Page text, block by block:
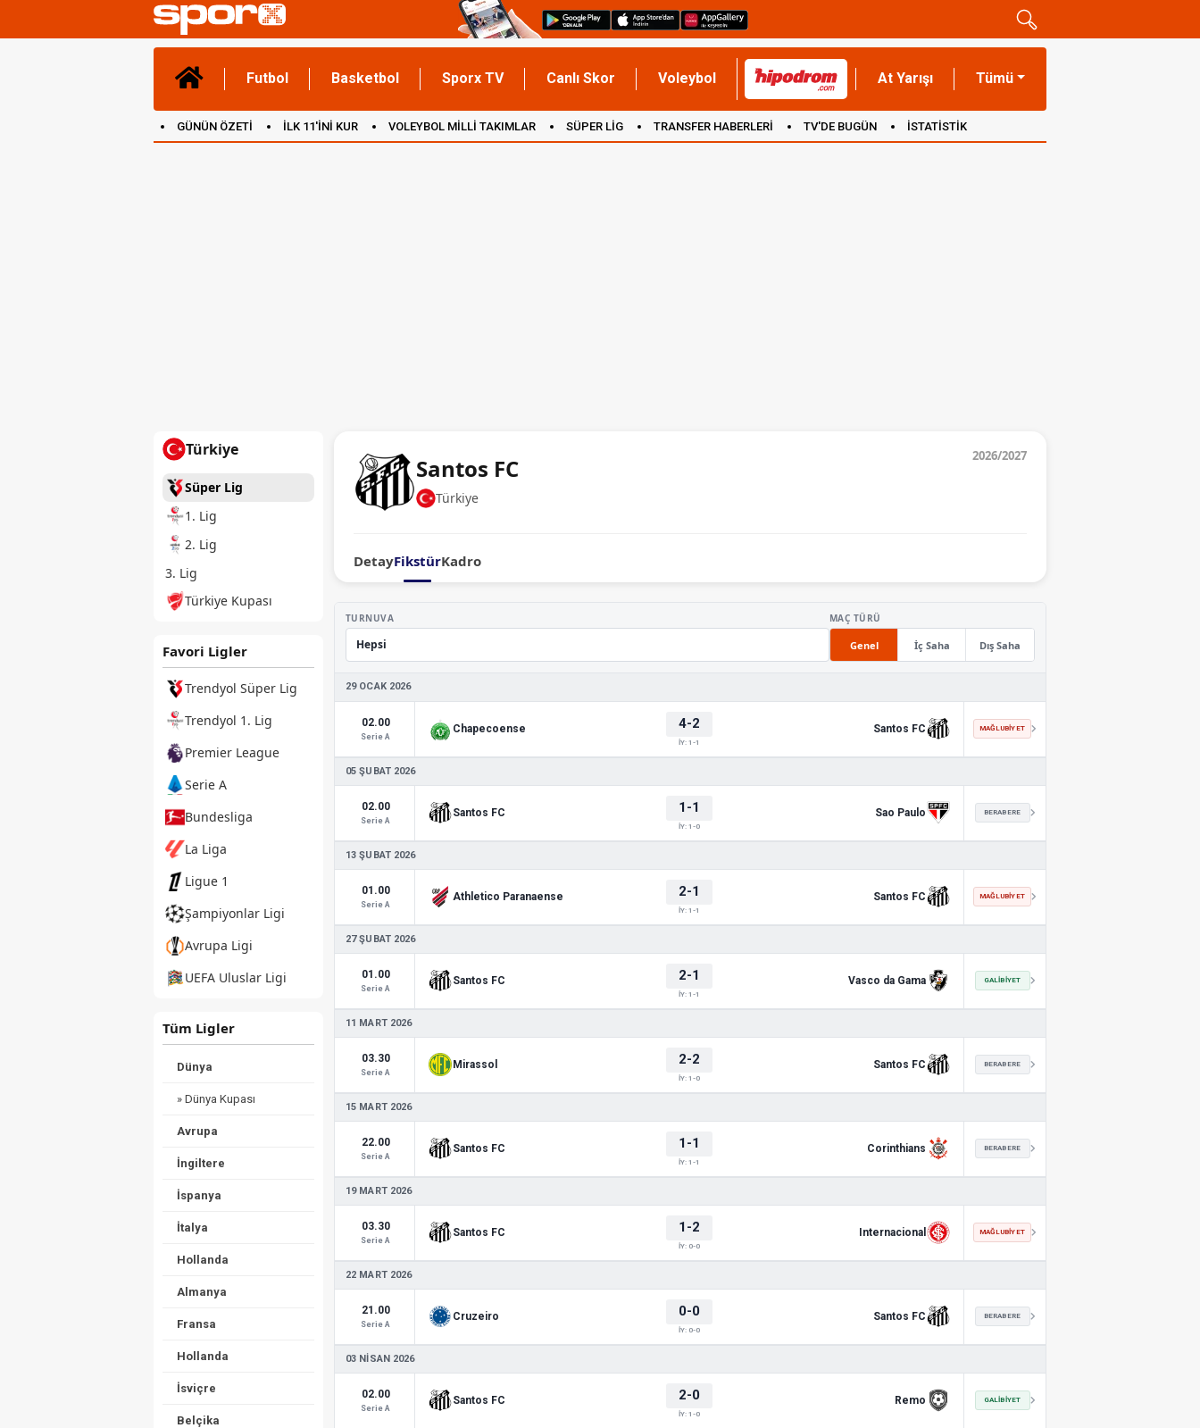
Futbol Basketbol Sporx TV Canlı Skor Voleybol At Yarışı Tümü
GÜNÜN ÖZETİ İLK 11'İNİ KUR VOLEYBOL MİLLİ TAKIMLAR SÜPER LİG TRANSFER HABERLERİ TV'DE BUGÜN İSTATİSTİK
Türkiye
Süper Lig
1. Lig
2. Lig
3. Lig
Türkiye Kupası
Favori Ligler
Trendyol Süper Lig
Trendyol 1. Lig
Premier League
Serie A
Bundesliga
La Liga
Ligue 1
Şampiyonlar Ligi
Avrupa Ligi
UEFA Uluslar Ligi
Tüm Ligler
Dünya
» Dünya Kupası
Avrupa
İngiltere
İspanya
İtalya
Hollanda
Almanya
Fransa
Hollanda
İsviçre
Belçika
2026/2027
Santos FC
Türkiye
DetayFikstürKadro
TURNUVA MAÇ TÜRÜ
Genel İç Saha Dış Saha
29 OCAK 2026
02.00
Serie A
Chapecoense 4-2
İY: 1-1
Santos FC MAĞLUBIYET
05 ŞUBAT 2026
02.00
Serie A
Santos FC 1-1
İY: 1-0
Sao Paulo BERABERE
13 ŞUBAT 2026
01.00
Serie A
Athletico Paranaense 2-1
İY: 1-1
Santos FC MAĞLUBIYET
27 ŞUBAT 2026
01.00
Serie A
Santos FC 2-1
İY: 1-1
Vasco da Gama GALIBIYET
11 MART 2026
03.30
Serie A
Mirassol 2-2
İY: 1-0
Santos FC BERABERE
15 MART 2026
22.00
Serie A
Santos FC 1-1
İY: 1-1
Corinthians BERABERE
19 MART 2026
03.30
Serie A
Santos FC 1-2
İY: 0-0
Internacional MAĞLUBIYET
22 MART 2026
21.00
Serie A
Cruzeiro 0-0
İY: 0-0
Santos FC BERABERE
03 NISAN 2026
02.00
Serie A
Santos FC 2-0
İY: 1-0
Remo GALIBIYET